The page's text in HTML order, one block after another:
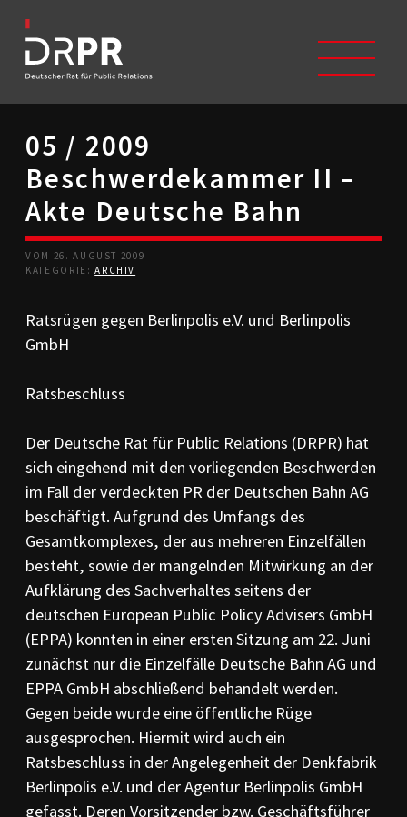
START
ÜBER UNS
Trägerverein
Beschwerdeausschüsse
Mitglieder
Geschichte
Kontakt
Kodizes öfft. Kommunikation
BESCHWERDE
Anleitung zur Beschwerde
Beschwerdeformular
Beschwerdeordnung
AKTUELLES
Pressemitteilungen
Ratssprüche
Jahresberichte
Archiv
05 / 2009
Beschwerdekammer II –
Akte Deutsche Bahn
VOM 26. AUGUST 2009
KATEGORIE:ARCHIV
Ratsrügen gegen Berlinpolis e.V. und Berlinpolis
GmbH
Ratsbeschluss
Der Deutsche Rat für Public Relations (DRPR) hat
sich eingehend mit den vorliegenden Beschwerden
im Fall der verdeckten PR der Deutschen Bahn AG
beschäftigt. Aufgrund des Umfangs des
Gesamtkomplexes, der aus mehreren Einzelfällen
besteht, sowie der mangelnden Mitwirkung an der
Aufklärung des Sachverhaltes seitens der
deutschen European Public Policy Advisers GmbH
(EPPA) konnten in einer ersten Sitzung am 22. Juni
zunächst nur die Einzelfälle Deutsche Bahn AG und
EPPA GmbH abschließend behandelt werden.
Gegen beide wurde eine öffentliche Rüge
ausgesprochen. Hiermit wird auch ein
Ratsbeschluss in der Angelegenheit der Denkfabrik
Berlinpolis e.V. und der Agentur Berlinpolis GmbH
gefasst. Deren Vorsitzender bzw. Geschäftsführer